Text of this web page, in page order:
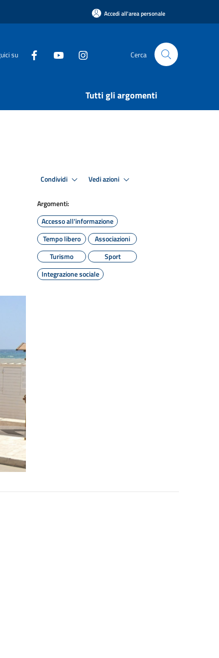
Accedi all'area personale
su Cerca
Tutti gli argomenti
Condividi Vedi azioni
Argomenti:
Accesso all'informazione
Tempo libero
Associazioni
Turismo
Sport
Integrazione sociale